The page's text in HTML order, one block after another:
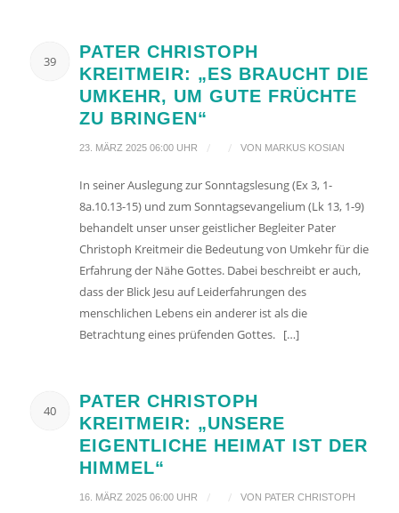
39
PATER CHRISTOPH
KREITMEIR: „ES BRAUCHT DIE
UMKEHR, UM GUTE FRÜCHTE
ZU BRINGEN“
23. MÄRZ 2025 06:00 UHR / / VON MARKUS KOSIAN
In seiner Auslegung zur Sonntagslesung (Ex 3, 1-
8a.10.13-15) und zum Sonntagsevangelium (Lk 13, 1-9)
behandelt unser unser geistlicher Begleiter Pater
Christoph Kreitmeir die Bedeutung von Umkehr für die
Erfahrung der Nähe Gottes. Dabei beschreibt er auch,
dass der Blick Jesu auf Leiderfahrungen des
menschlichen Lebens ein anderer ist als die
Betrachtung eines prüfenden Gottes. […]
40
PATER CHRISTOPH
KREITMEIR: „UNSERE
EIGENTLICHE HEIMAT IST DER
HIMMEL“
16. MÄRZ 2025 06:00 UHR / / VON PATER CHRISTOPH